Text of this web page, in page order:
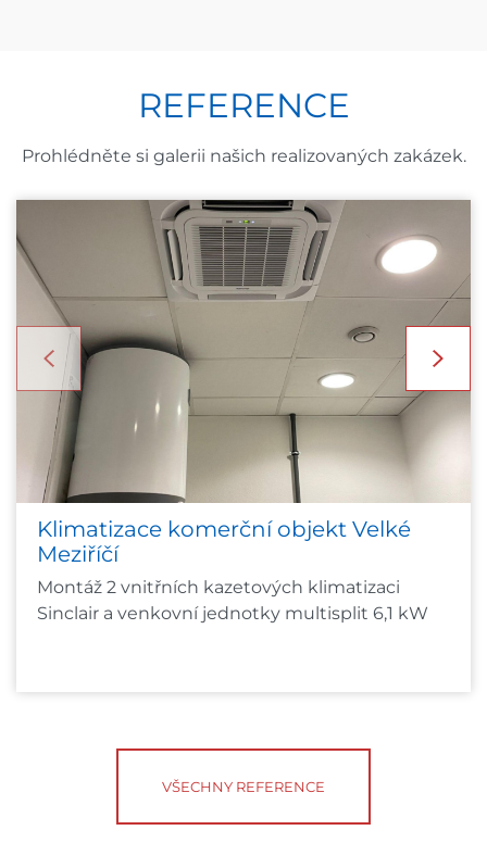
REFERENCE
Prohlédněte si galerii našich realizovaných zakázek.
Klimatizace komerční objekt Velké
Meziříčí
Montáž 2 vnitřních kazetových klimatizaci
Sinclair a venkovní jednotky multisplit 6,1 kW
VŠECHNY REFERENCE